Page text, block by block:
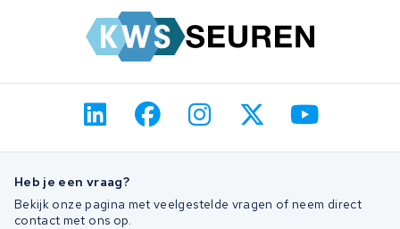
Heb je een vraag?
Bekijk onze pagina met veelgestelde vragen of neem direct
contact met ons op.